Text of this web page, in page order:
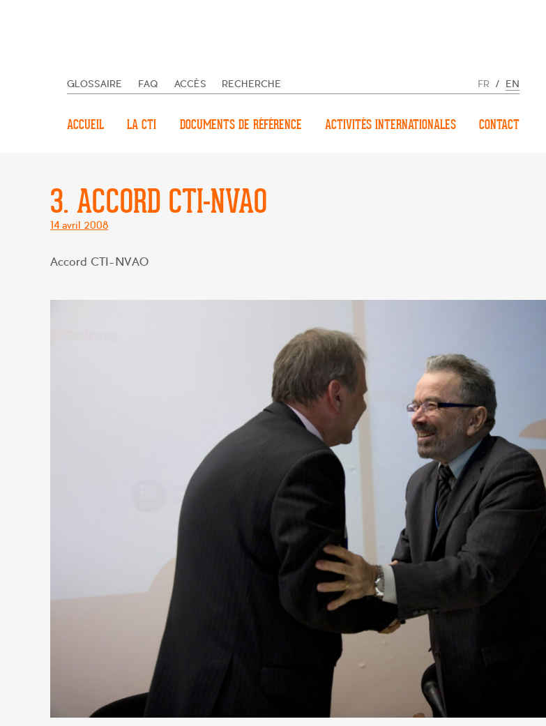
GLOSSAIRE FAQ ACCÈS RECHERCHE FR / EN
ACCUEIL LA CTI DOCUMENTS DE RÉFÉRENCE ACTIVITÉS INTERNATIONALES CONTACT
3. ACCORD CTI-NVAO
Posté
14 avril 2008
Accord CTI-NVAO